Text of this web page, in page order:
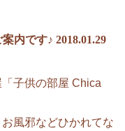
内です♪ 2018.01.29
子供の部屋 Chica
風邪などひかれてな